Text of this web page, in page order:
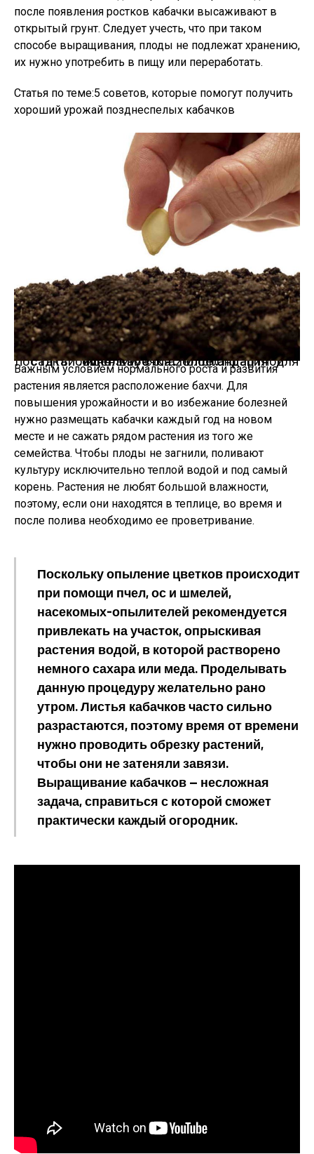
после появления ростков кабачки высаживают в
открытый грунт. Следует учесть, что при таком
способе выращивания, плоды не подлежат хранению,
их нужно употребить в пищу или переработать.
Статья по теме:5 советов, которые помогут получить
хороший урожай позднеспелых кабачков
Посадка семян кабачка.
Иллюстрация для статьи используется по стандартной лицензии ©ofazende.ru
Важным условием нормального роста и развития
растения является расположение бахчи. Для
повышения урожайности и во избежание болезней
нужно размещать кабачки каждый год на новом
месте и не сажать рядом растения из того же
семейства. Чтобы плоды не загнили, поливают
культуру исключительно теплой водой и под самый
корень. Растения не любят большой влажности,
поэтому, если они находятся в теплице, во время и
после полива необходимо ее проветривание.
Поскольку опыление цветков происходит
при помощи пчел, ос и шмелей,
насекомых-опылителей рекомендуется
привлекать на участок, опрыскивая
растения водой, в которой растворено
немного сахара или меда. Проделывать
данную процедуру желательно рано
утром. Листья кабачков часто сильно
разрастаются, поэтому время от времени
нужно проводить обрезку растений,
чтобы они не затеняли завязи.
Выращивание кабачков — несложная
задача, справиться с которой сможет
практически каждый огородник.